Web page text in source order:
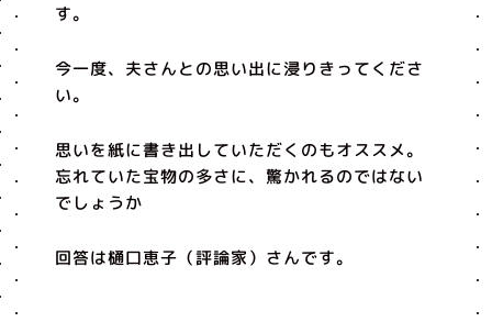
す。
今一度、夫さんとの思い出に浸りきってくださ
い。
思いを紙に書き出していただくのもオススメ。
忘れていた宝物の多さに、驚かれるのではない
でしょうか
回答は樋口恵子（評論家）さんです。